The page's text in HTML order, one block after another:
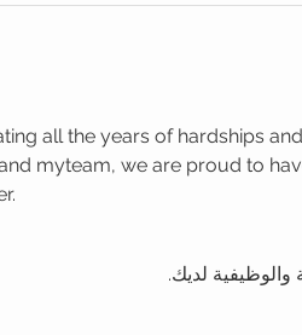
all the years of hardships
myteam, we are proud to